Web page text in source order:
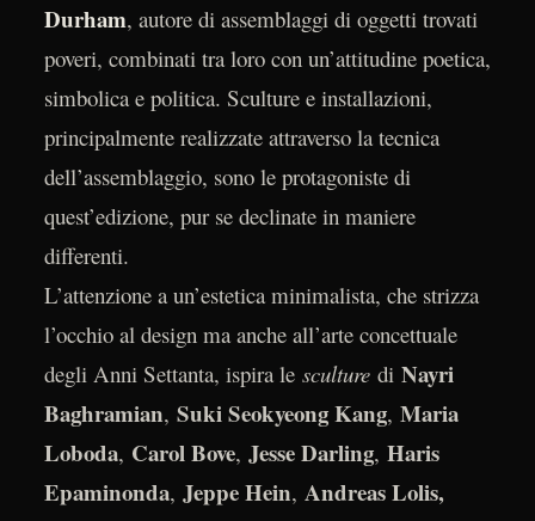
Durham, autore di assemblaggi di oggetti trovati
poveri, combinati tra loro con un’attitudine poetica,
simbolica e politica. Sculture e installazioni,
principalmente realizzate attraverso la tecnica
dell’assemblaggio, sono le protagoniste di
quest’edizione, pur se declinate in maniere
differenti.
L’attenzione a un’estetica minimalista, che strizza
l’occhio al design ma anche all’arte concettuale
degli Anni Settanta, ispira le sculturedi Nayri
Baghramian, Suki Seokyeong Kang, Maria
Loboda, Carol Bove, Jesse Darling, Haris
Epaminonda, Jeppe Hein, Andreas Lolis,